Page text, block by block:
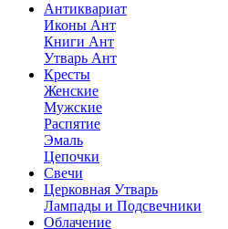
Антиквариат
Иконы Ант
Книги Ант
Утварь Ант
Кресты
Женские
Мужские
Распятие
Эмаль
Цепочки
Свечи
Церковная Утварь
Лампады и Подсвечники
Облачение